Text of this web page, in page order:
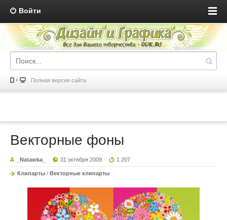
Войти
Полная версия сайта
Векторные фоны
_Natawka_ 31 октября 2009 1 207
Клипарты / Векторные клипарты